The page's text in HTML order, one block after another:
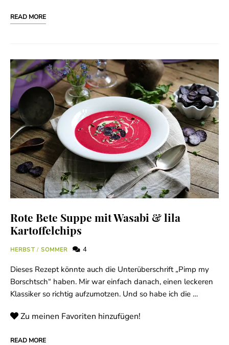
READ MORE
Rote Bete Suppe mit Wasabi & lila
Kartoffelchips
HERBST / SOMMER 4
Dieses Rezept könnte auch die Unterüberschrift „Pimp my
Borschtsch“ haben. Mir war einfach danach, einen leckeren
Klassiker so richtig aufzumotzen. Und so habe ich die …
Zu meinen Favoriten hinzufügen!
READ MORE